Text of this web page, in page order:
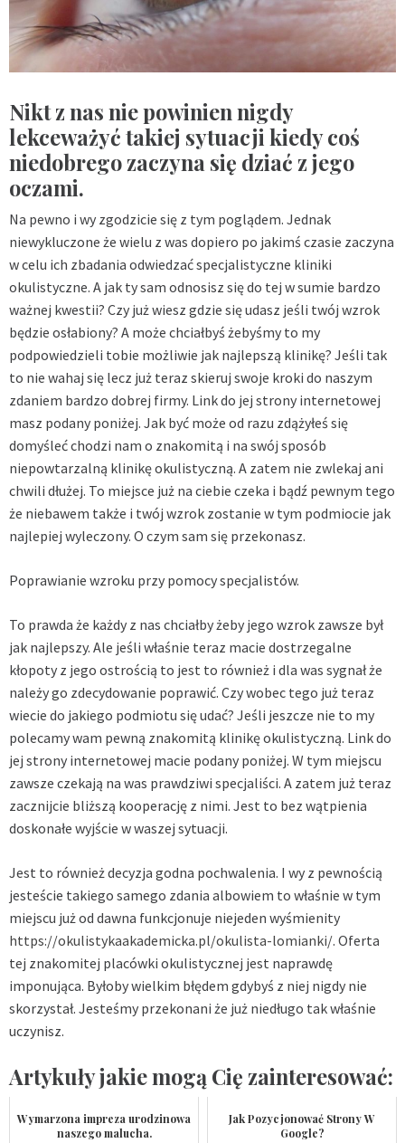
Nikt z nas nie powinien nigdy
lekceważyć takiej sytuacji kiedy coś
niedobrego zaczyna się dziać z jego
oczami.
Na pewno i wy zgodzicie się z tym poglądem. Jednak
niewykluczone że wielu z was dopiero po jakimś czasie zaczyna
w celu ich zbadania odwiedzać specjalistyczne kliniki
okulistyczne. A jak ty sam odnosisz się do tej w sumie bardzo
ważnej kwestii? Czy już wiesz gdzie się udasz jeśli twój wzrok
będzie osłabiony? A może chciałbyś żebyśmy to my
podpowiedzieli tobie możliwie jak najlepszą klinikę? Jeśli tak
to nie wahaj się lecz już teraz skieruj swoje kroki do naszym
zdaniem bardzo dobrej firmy. Link do jej strony internetowej
masz podany poniżej. Jak być może od razu zdążyłeś się
domyśleć chodzi nam o znakomitą i na swój sposób
niepowtarzalną klinikę okulistyczną. A zatem nie zwlekaj ani
chwili dłużej. To miejsce już na ciebie czeka i bądź pewnym tego
że niebawem także i twój wzrok zostanie w tym podmiocie jak
najlepiej wyleczony. O czym sam się przekonasz.
Poprawianie wzroku przy pomocy specjalistów.
To prawda że każdy z nas chciałby żeby jego wzrok zawsze był
jak najlepszy. Ale jeśli właśnie teraz macie dostrzegalne
kłopoty z jego ostrością to jest to również i dla was sygnał że
należy go zdecydowanie poprawić. Czy wobec tego już teraz
wiecie do jakiego podmiotu się udać? Jeśli jeszcze nie to my
polecamy wam pewną znakomitą klinikę okulistyczną. Link do
jej strony internetowej macie podany poniżej. W tym miejscu
zawsze czekają na was prawdziwi specjaliści. A zatem już teraz
zacznijcie bliższą kooperację z nimi. Jest to bez wątpienia
doskonałe wyjście w waszej sytuacji.
Jest to również decyzja godna pochwalenia. I wy z pewnością
jesteście takiego samego zdania albowiem to właśnie w tym
miejscu już od dawna funkcjonuje niejeden wyśmienity
https://okulistykaakademicka.pl/okulista-lomianki/. Oferta
tej znakomitej placówki okulistycznej jest naprawdę
imponująca. Byłoby wielkim błędem gdybyś z niej nigdy nie
skorzystał. Jesteśmy przekonani że już niedługo tak właśnie
uczynisz.
Artykuły jakie mogą Cię zainteresować:
Wymarzona impreza urodzinowa
naszego malucha.
Jak Pozycjonować Strony W
Google?